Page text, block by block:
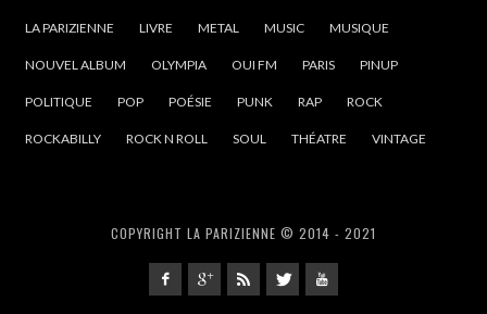
LA PARIZIENNE LIVRE METAL MUSIC MUSIQUE
NOUVEL ALBUM OLYMPIA OUI FM PARIS PINUP
POLITIQUE POP POÉSIE PUNK RAP ROCK
ROCKABILLY ROCK N ROLL SOUL THÉATRE VINTAGE
COPYRIGHT LA PARIZIENNE © 2014 - 2021